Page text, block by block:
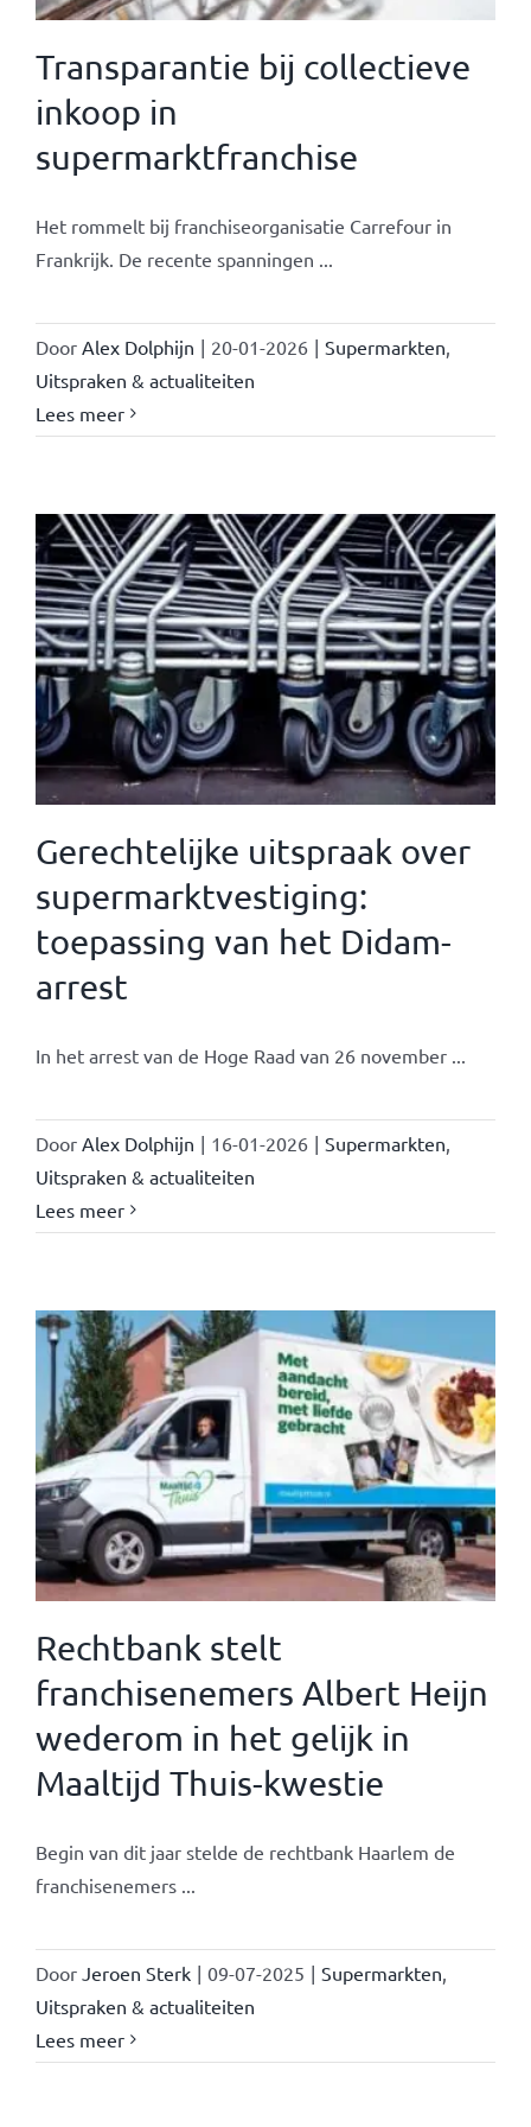
Transparantie bij collectieve
inkoop in
supermarktfranchise
Het rommelt bij franchiseorganisatie Carrefour in
Frankrijk. De recente spanningen ...
Door Alex Dolphijn | 20-01-2026 | Supermarkten
Uitspraken & actualiteiten
Lees meer
Gerechtelijke uitspraak over
supermarktvestiging:
toepassing van het Didam-
arrest
In het arrest van de Hoge Raad van 26 november ...
Door Alex Dolphijn | 16-01-2026 | Supermarkten
Uitspraken & actualiteiten
Lees meer
Rechtbank stelt
franchisenemers Albert Heijn
wederom in het gelijk in
Maaltijd Thuis-kwestie
Begin van dit jaar stelde de rechtbank Haarlem de
franchisenemers ...
Door Jeroen Sterk | 09-07-2025 | Supermarkten
Uitspraken & actualiteiten
Lees meer